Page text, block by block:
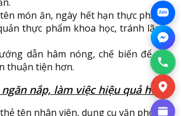
món ăn, ngày hết hạn thực phẩm,
thực phẩm khoa học, tránh lãng
dẫn hâm nóng, chế biến để sử
thuận tiện hơn.
nắp, làm việc hiệu quả hơn
tên nhân viên, dụng cụ văn phòng
Zalo